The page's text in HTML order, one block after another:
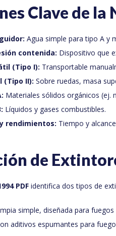
Clave de la
Agua simple para tipo A y
contenida: Dispositivo que
(Tipo I): Transportable
(Tipo II): Sobre ruedas, masa
Materiales sólidos orgánicos (ej.
Líquidos y gases combustibles.
rendimientos: Tiempo y
de
PDF identifica dos tipos de
simple, diseñada para
aditivos espumantes para